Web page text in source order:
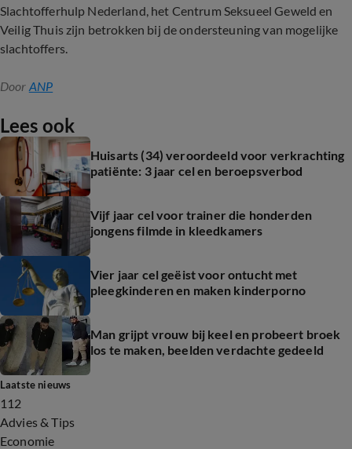
Slachtofferhulp Nederland, het Centrum Seksueel Geweld en
Veilig Thuis zijn betrokken bij de ondersteuning van mogelijke
slachtoffers.
Door ANP
Lees ook
Huisarts (34) veroordeeld voor verkrachting
patiënte: 3 jaar cel en beroepsverbod
Vijf jaar cel voor trainer die honderden
jongens filmde in kleedkamers
Vier jaar cel geëist voor ontucht met
pleegkinderen en maken kinderporno
Man grijpt vrouw bij keel en probeert broek
los te maken, beelden verdachte gedeeld
Laatste nieuws
112
Advies & Tips
Economie